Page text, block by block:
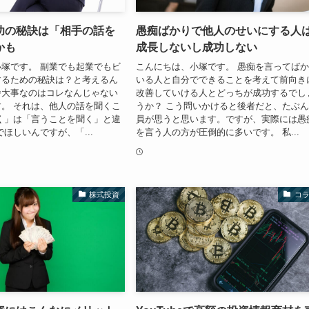
の秘訣は「相手の話を
も
です。 副業でも起業でもビ
ための秘訣は？と考えるん
事なのはコレなんじゃない
それは、他人の話を聞くこ
」は「言うことを聞く」と違
ほしいんですが、「...
愚痴ばかりで他人のせいにする人
成長しないし成功しない
こんにちは、小塚です。 愚痴を言ってば
いる人と自分でできることを考えて前向き
改善していける人とどっちが成功するでし
うか？ こう問いかけると後者だと、たぶ
員が思うと思います。ですが、実際には愚
を言う人の方が圧倒的に多いです。 私...
株式投資 コ